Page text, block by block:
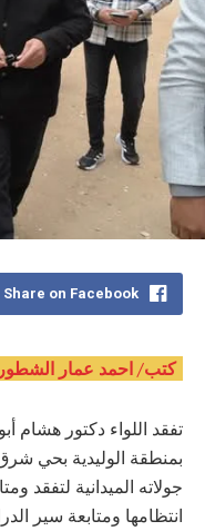
Share on Facebook
كتب/ احمد عمار الشطور
تفقد اللواء دكتور هشام
بمنطقة الوليدية بحي
جولاته الميدانية لتفقد
انتظامها ومتابعة سير